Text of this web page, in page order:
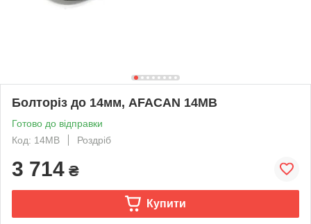
Болторіз до 14мм, AFACAN 14МВ
Готово до відправки
Код: 14MB
Роздріб
3 714 ₴
Купити